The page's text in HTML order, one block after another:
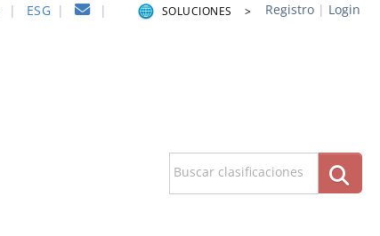
| ESG | | SOLUCIONES > Registro| Login
Buscar clasificaciones